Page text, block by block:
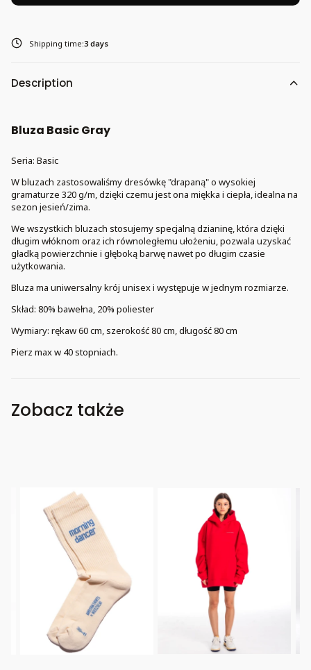
Shipping time:3 days
Description
Bluza Basic Gray
Seria: Basic
W bluzach zastosowaliśmy dresówkę "drapaną" o wysokiej
gramaturze 320 g/m, dzięki czemu jest ona miękka i ciepła, idealna na
sezon jesień/zima.
We wszystkich bluzach stosujemy specjalną dzianinę, która dzięki
długim włóknom oraz ich równoległemu ułożeniu, pozwala uzyskać
gładką powierzchnie i głęboką barwę nawet po długim czasie
użytkowania.
Bluza ma uniwersalny krój unisex i występuje w jednym rozmiarze.
Skład: 80% bawełna, 20% poliester
Wymiary: rękaw 60 cm, szerokość 80 cm, długość 80 cm
Pierz max w 40 stopniach.
Zobacz także